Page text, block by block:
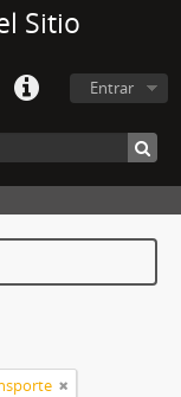
Sitio
Entrar